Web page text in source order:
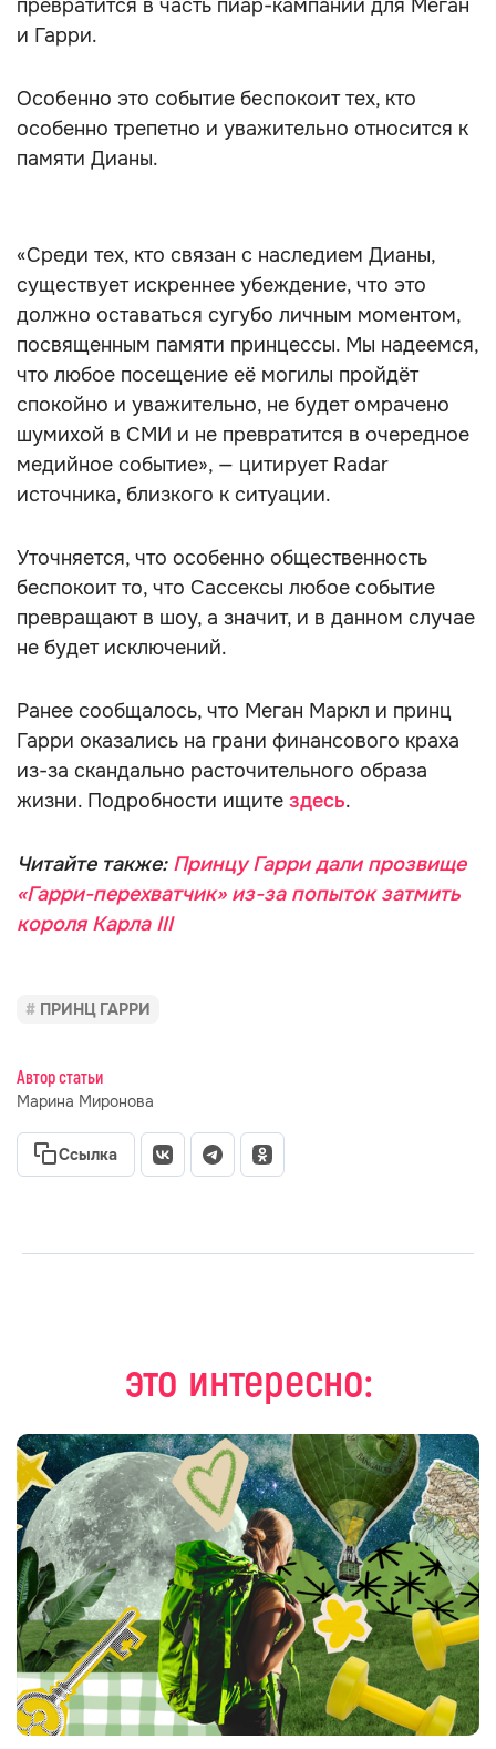
превратится в часть пиар-кампании для Меган
и Гарри.
Особенно это событие беспокоит тех, кто
особенно трепетно и уважительно относится к
памяти Дианы.
«Среди тех, кто связан с наследием Дианы,
существует искреннее убеждение, что это
должно оставаться сугубо личным моментом,
посвященным памяти принцессы. Мы надеемся,
что любое посещение её могилы пройдёт
спокойно и уважительно, не будет омрачено
шумихой в СМИ и не превратится в очередное
медийное событие», — цитирует Radar
источника, близкого к ситуации.
Уточняется, что особенно общественность
беспокоит то, что Сассексы любое событие
превращают в шоу, а значит, и в данном случае
не будет исключений.
Ранее сообщалось, что Меган Маркл и принц
Гарри оказались на грани финансового краха
из-за скандально расточительного образа
жизни. Подробности ищите здесь.
Читайте также: Принцу Гарри дали прозвище
«Гарри-перехватчик» из-за попыток затмить
короля Карла III
ПРИНЦ ГАРРИ
Автор статьи
Марина Миронова
Ссылка
это интересно: